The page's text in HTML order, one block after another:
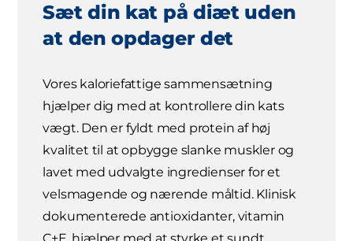
Sæt din kat på diæt uden
at den opdager det
Vores kaloriefattige sammensætning
hjælper dig med at kontrollere din kats
vægt. Den er fyldt med protein af høj
kvalitet til at opbygge slanke muskler og
lavet med udvalgte ingredienser for et
velsmagende og nærende måltid. Klinisk
dokumenterede antioxidanter, vitamin